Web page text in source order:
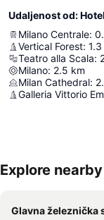
Udaljenost od:
Milano Centrale:
Vertical Forest: 1.3
Teatro alla Scala:
Milano: 2.5 km
Milan Cathedral:
Galleria Vittorio
Explore
Glavna železnička